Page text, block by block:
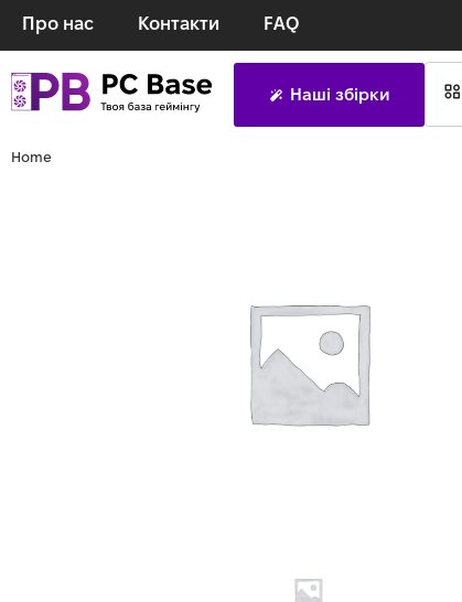
Про нас Контакти FAQ
Наші збірки
Home